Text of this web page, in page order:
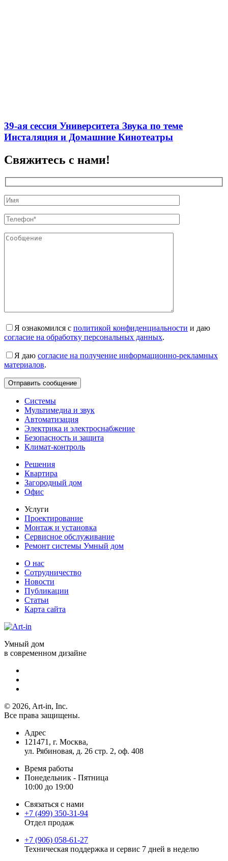
39-ая сессия Университета Звука по теме
Инсталяция и Домашние Кинотеатры
Свяжитесь с нами!
Я ознакомился с политикой конфиденциальности и даю
согласие на обработку персональных данных.
Я даю согласие на получение информационно-рекламных
материалов.
Системы
Мультимедиа и звук
Автоматизация
Электрика и электроснабжение
Безопасность и защита
Климат-контроль
Решения
Квартира
Загородный дом
Офис
Услуги
Проектирование
Монтаж и установка
Сервисное обслуживание
Ремонт системы Умный дом
О нас
Сотрудничество
Новости
Публикации
Статьи
Карта сайта
Умный дом
в современном дизайне
© 2026, Art-in, Inc.
Все права защищены.
Адрес
121471, г. Москва,
ул. Рябиновая, д. 26 стр. 2, оф. 408
Время работы
Понедельник - Пятница
10:00 до 19:00
Связаться с нами
+7 (499) 350-31-94
Отдел продаж
+7 (906) 058-61-27
Техническая поддержка и сервис 7 дней в неделю